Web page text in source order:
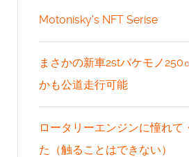
Motonisky's NFT Serise
まさかの新車2stバケモノ250
かも公道走行可能
ロータリーエンジンに憧れて
た（触ることはできない）